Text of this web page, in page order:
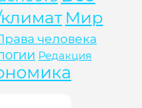
Мир
человека
Редакция